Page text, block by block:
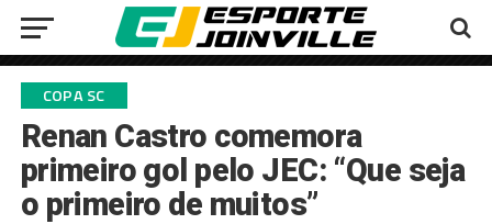
COPA SC
Renan Castro comemora
primeiro gol pelo JEC: “Que seja
o primeiro de muitos”